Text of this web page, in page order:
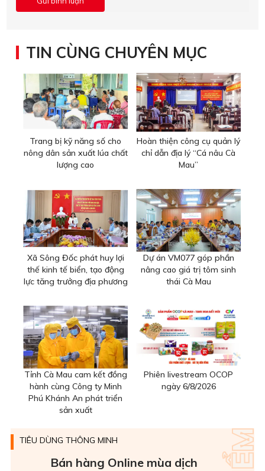
TIN CÙNG CHUYÊN MỤC
Trang bị kỹ năng số cho
nông dân sản xuất lúa chất
lượng cao
Hoàn thiện công cụ quản lý
chỉ dẫn địa lý “Cá nâu Cà
Mau”
Xã Sông Đốc phát huy lợi
thế kinh tế biển, tạo động
lực tăng trưởng địa phương
Dự án VM077 góp phần
nâng cao giá trị tôm sinh
thái Cà Mau
Tỉnh Cà Mau cam kết đồng
hành cùng Công ty Minh
Phú Khánh An phát triển
sản xuất
Phiên livestream OCOP
ngày 6/8/2026
TIÊU DÙNG THÔNG MINH
Bán hàng Online mùa dịch